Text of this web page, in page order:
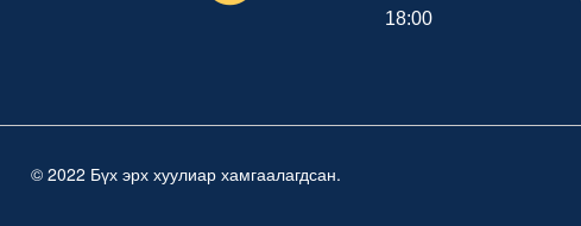
18:00
© 2022 Бүх эрх хуулиар хамгаалагдсан.